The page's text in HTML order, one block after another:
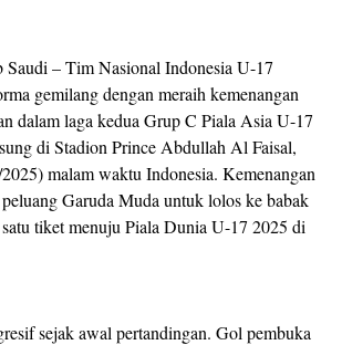
Saudi – Tim Nasional Indonesia U-17
gemilang dengan meraih kemenangan
dalam laga kedua Grup C Piala Asia U-17
di Stadion Prince Abdullah Al Faisal,
malam waktu Indonesia. Kemenangan
Garuda Muda untuk lolos ke babak
tiket menuju Piala Dunia U-17 2025 di
sejak awal pertandingan. Gol pembuka